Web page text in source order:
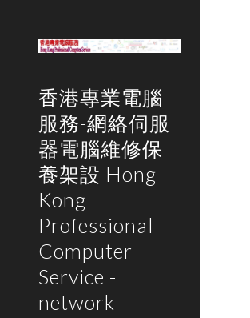
香港專業電腦
服務-網絡伺服
器電腦維修保
養架設 Hong
Kong
Professional
Computer
Service -
network